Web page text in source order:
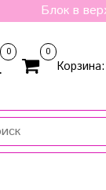
Блок в
0 0
Корзина: